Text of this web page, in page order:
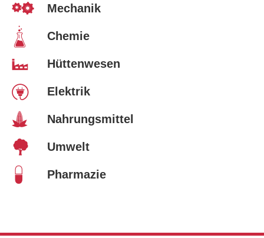
Mechanik
Chemie
Hüttenwesen
Elektrik
Nahrungsmittel
Umwelt
Pharmazie